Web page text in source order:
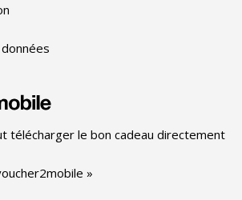
télécharger le bon cadeau directement
»